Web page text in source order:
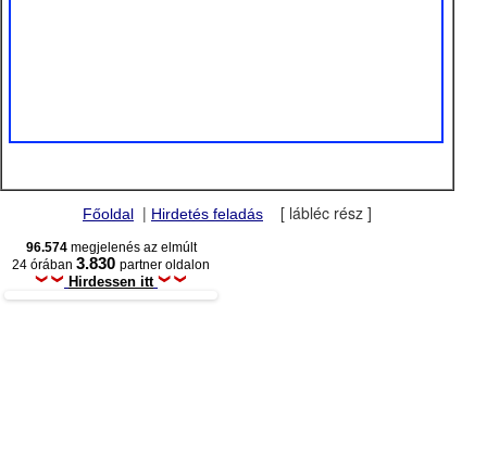
Főoldal | Hirdetés feladás [ lábléc rész ]
96.574megjelenés az elmúlt
24 órában 3.830 partner oldalon
Hirdessen itt